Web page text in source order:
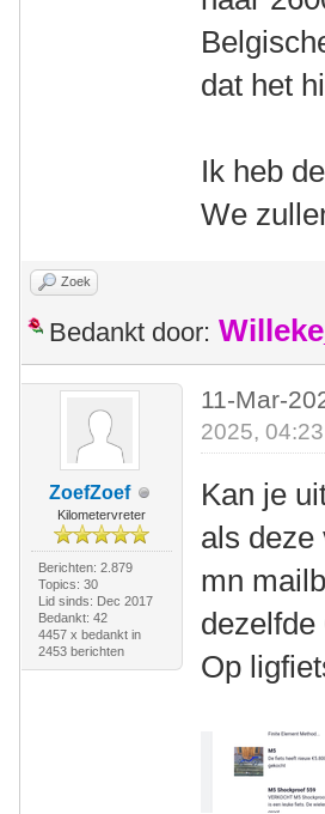
dat het
Ik heb
We
Zoek
Bedankt door:
ZoefZoef
Kilometervreter
Berichten: 2.879
Topics: 30
Lid sinds: Dec 2017
Bedankt: 42
4457 x bedankt in
2453 berichten
11-Mar-
2025,
Kan je
als deze
mn
Op